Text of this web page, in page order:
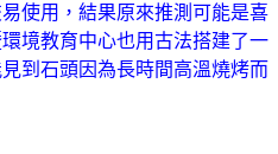
使用，結果原來推測可能是喜
境教育中心也用古法搭建了一
到石頭因為長時間高溫燒烤而